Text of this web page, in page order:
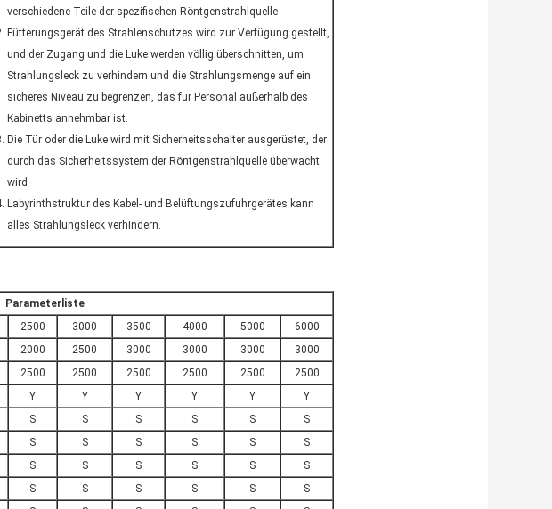
verschiedene Teile der spezifischen Röntgenstrahlquelle
Fütterungsgerät des Strahlenschutzes wird zur Verfügung gestellt,
und der Zugang und die Luke werden völlig überschnitten, um
Strahlungsleck zu verhindern und die Strahlungsmenge auf ein
sicheres Niveau zu begrenzen, das für Personal außerhalb des
Kabinetts annehmbar ist.
Die Tür oder die Luke wird mit Sicherheitsschalter ausgerüstet, der
durch das Sicherheitssystem der Röntgenstrahlquelle überwacht
wird
Labyrinthstruktur des Kabel- und Belüftungszufuhrgerätes kann
alles Strahlungsleck verhindern.
Parameterliste
2500 3000 3500 4000 5000
6000
2000 2500 3000 3000 3000
3000
2500 2500 2500 2500 2500
2500
Y Y Y Y Y
Y
S S S S S
S
S S S S S
S
S S S S S
S
S S S S S
S